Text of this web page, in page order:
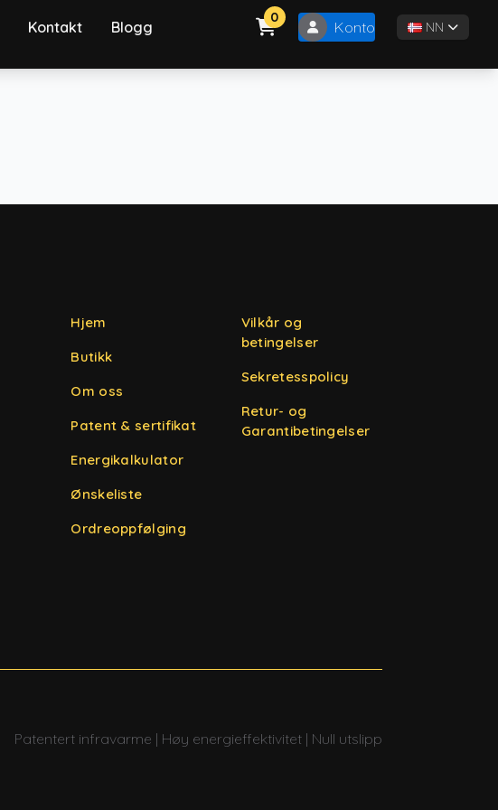
Kontakt Blogg
0
Konto NN
Hjem
Butikk
Om oss
Patent & sertifikat
Energikalkulator
Ønskeliste
Ordreoppfølging
Vilkår og
betingelser
Sekretesspolicy
Retur- og
Garantibetingelser
Patentert infravarme | Høy energieffektivitet | Null utslipp